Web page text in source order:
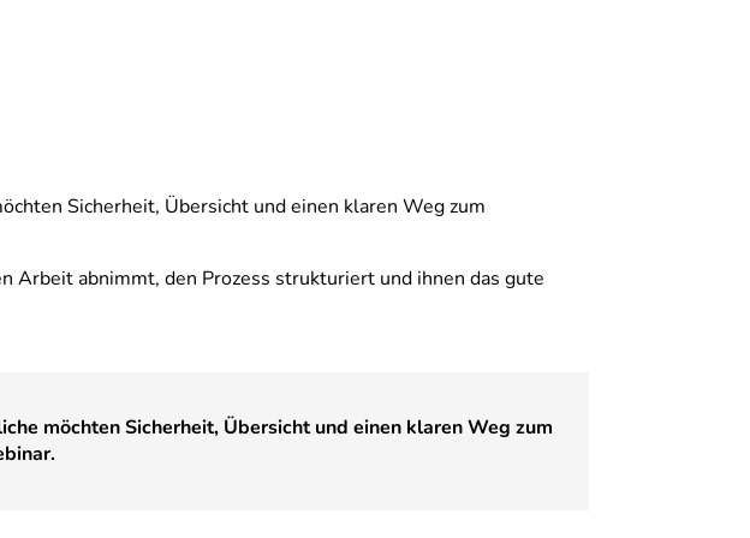
Sicherheit, Übersicht und einen klaren Weg zum
Arbeit abnimmt, den Prozess strukturiert und ihnen das gute
möchten Sicherheit, Übersicht und einen klaren Weg zum